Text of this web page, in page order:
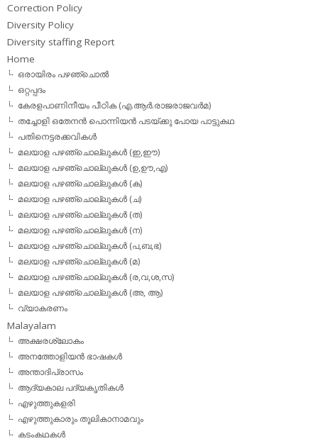
Correction Policy
Diversity Policy
Diversity staffing Report
Home
ഒരായിരം പഴഞ്ചൊല്‍
ഒറ്റപ്പദം
കേരളപാണിനീയം പീഠിക (എ.ആര്‍.രാജരാജവര്‍മ)
തച്ചോളി ഒതേനൻ പൊന്നിയൻ പടയ്‌ക്കു പോയ പാട്ടുകഥ
പതിനെട്ടരക്കവികള്‍
മലയാള പഴഞ്ചൊല്ലുകള്‍ (ഇ,ഈ)
മലയാള പഴഞ്ചൊല്ലുകള്‍ (ഉ,ഊ,എ)
മലയാള പഴഞ്ചൊല്ലുകള്‍ (ക)
മലയാള പഴഞ്ചൊല്ലുകള്‍ (ച)
മലയാള പഴഞ്ചൊല്ലുകള്‍ (ത)
മലയാള പഴഞ്ചൊല്ലുകള്‍ (ന)
മലയാള പഴഞ്ചൊല്ലുകള്‍ (പ,ബ,ഭ)
മലയാള പഴഞ്ചൊല്ലുകള്‍ (മ)
മലയാള പഴഞ്ചൊല്ലുകള്‍ (ര,വ,ശ,സ)
മലയാള പഴഞ്ചൊല്ലുകൾ (അ, ആ)
വ്യാകരണം
Malayalam
അക്ഷരശ്ലോകം
അനത്തോളിയന്‍ ഭാഷകള്‍
അന്താദിപ്രാസം
ആദ്യകാല പദ്യകൃതികള്‍
എഴുത്തുകളരി
എഴുത്തുകാരും തൂലികാനാമവും
കടംകഥകള്‍